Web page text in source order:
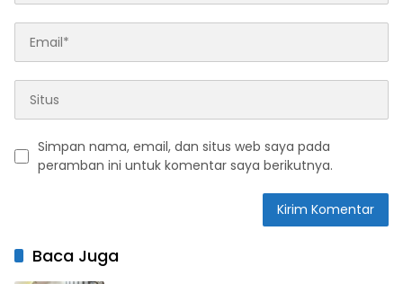
Simpan nama, email, dan situs web saya pada
peramban ini untuk komentar saya berikutnya.
Baca Juga